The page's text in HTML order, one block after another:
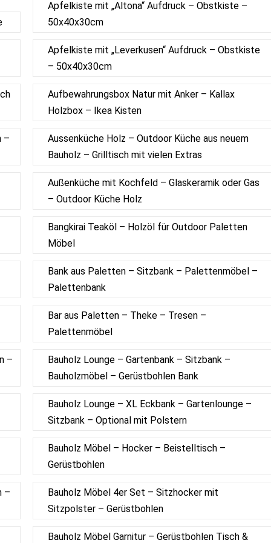
Apfelkiste mit „Altona“ Aufdruck – Obstkiste –
50x40x30cm
Apfelkiste mit „Leverkusen“ Aufdruck – Obstkiste
– 50x40x30cm
Aufbewahrungsbox Natur mit Anker – Kallax
Holzbox – Ikea Kisten
–
Aussenküche Holz – Outdoor Küche aus neuem
Bauholz – Grilltisch mit vielen Extras
Außenküche mit Kochfeld – Glaskeramik oder Gas
– Outdoor Küche Holz
Bangkirai Teaköl – Holzöl für Outdoor Paletten
Möbel
Bank aus Paletten – Sitzbank – Palettenmöbel –
Palettenbank
Bar aus Paletten – Theke – Tresen –
Palettenmöbel
–
Bauholz Lounge – Gartenbank – Sitzbank –
Bauholzmöbel – Gerüstbohlen Bank
Bauholz Lounge – XL Eckbank – Gartenlounge –
Sitzbank – Optional mit Polstern
Bauholz Möbel – Hocker – Beistelltisch –
Gerüstbohlen
–
Bauholz Möbel 4er Set – Sitzhocker mit
Sitzpolster – Gerüstbohlen
Bauholz Möbel Garnitur – Gerüstbohlen Tisch &